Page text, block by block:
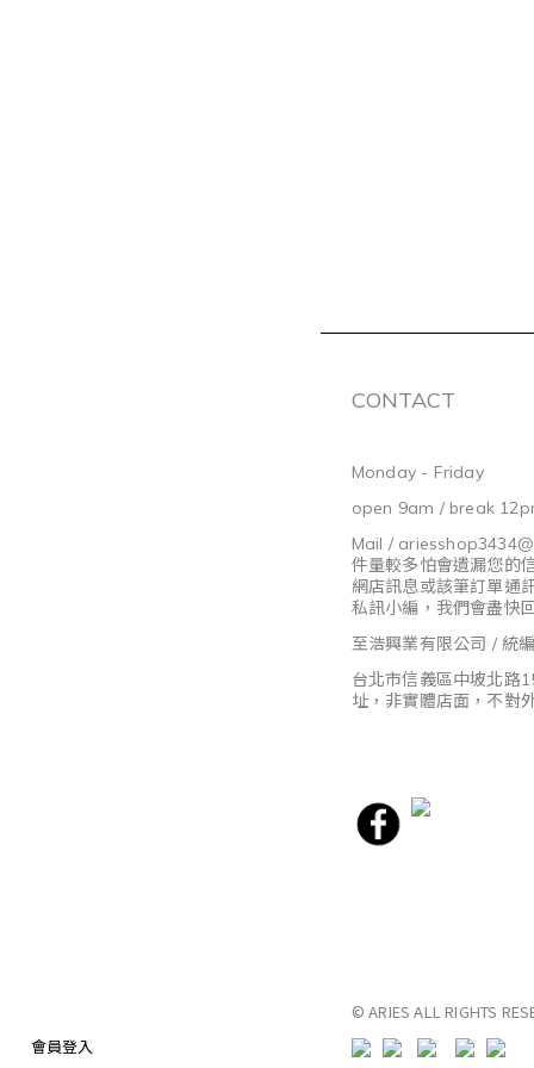
會員登入
CONTACT
Monday - Friday
open 9am / break
Mail /
件量較多怕會遺漏您的
網店訊息或該筆訂單通
私訊小編，我們會盡快
至浩興業有限公司 / 統
台北市信義區中坡北路
址，非實體店面，不對
© ARIES ALL RIGHTS